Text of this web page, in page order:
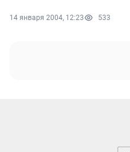
14 января 2004, 12:23 533